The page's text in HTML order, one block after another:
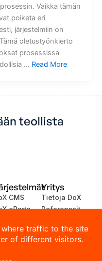
Vaikka tämän
poiketa eri
järjestelmiin on
oletustyönkierto
prosessissa
… Read More
teollista
CMS
eParts
Yritys
Tietoja DoX
Referenssit
Yhteystiedot